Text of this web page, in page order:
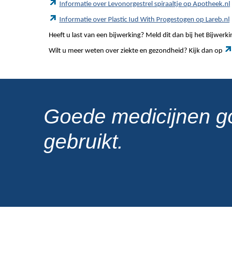
Informatie over Levonorgestrel spiraaltje op Apotheek.nl
Informatie over Plastic Iud With Progestogen op Lareb.nl
Heeft u last van een bijwerking? Meld dit dan bij het
Wilt u meer weten over ziekte en gezondheid? Kijk dan op
Goede medicijnen
gebruikt.